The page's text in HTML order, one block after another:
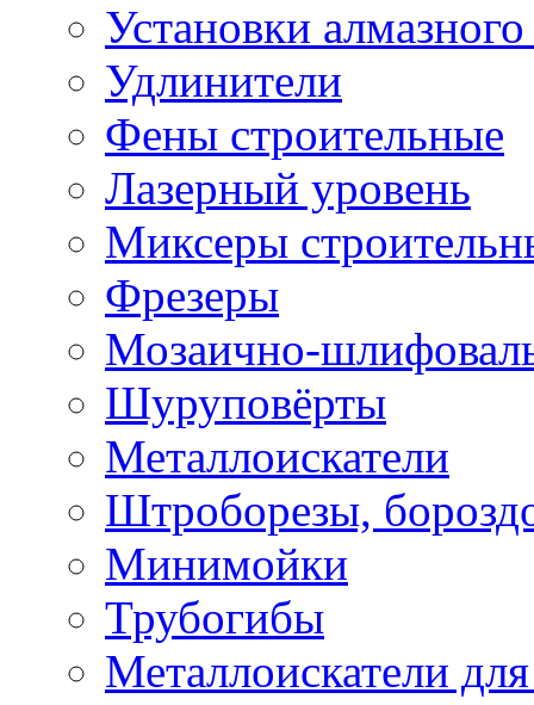
Установки
Удлинители
Фены строительные
Лазерный уровень
Миксеры
Фрезеры
Мозаично-
Шуруповёрты
Металлоискатели
Штроборезы,
Минимойки
Трубогибы
Металлоискатели